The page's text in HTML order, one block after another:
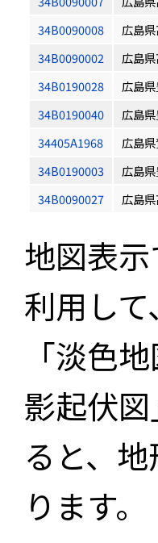
34B0090008
広島
34B0090002
広島
34B0190028
広島
34B0190040
広島
34405A1968
広島
34B0190003
広島
34B0090027
広島
地図表
利用し
「淡色
影起伏
ると、
ります。